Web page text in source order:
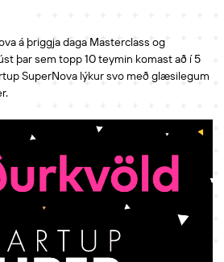
á þriggja daga Masterclass og
þar sem topp 10 teymin komast að í 5
SuperNova lýkur svo með glæsilegum